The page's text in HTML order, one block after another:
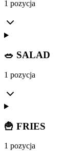
1 pozycja
🥗 SALAD
1 pozycja
🍟 FRIES
1 pozycja